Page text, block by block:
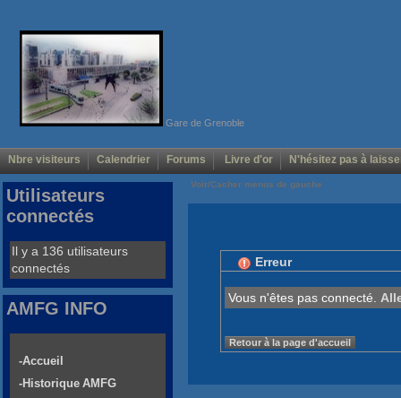
Gare de Grenoble
Nbre visiteurs Calendrier Forums Livre d'or N'hésitez pas à
Voir/Cacher menus de gauche
Erreur
Vous n'êtes pas connecté.
Retour à la page d'accueil
Utilisateurs
connectés
Il y a 136 utilisateurs
connectés
AMFG INFO
-Accueil
-Historique AMFG